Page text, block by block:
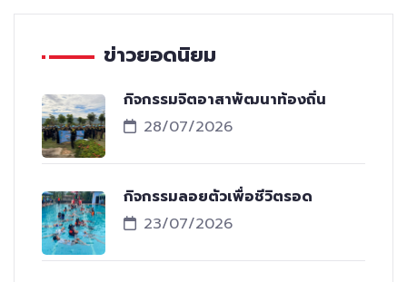
ข่าวยอดนิยม
กิจกรรมจิตอาสาพัฒนาท้องถิ่น
28/07/2026
กิจกรรมลอยตัวเพื่อชีวิตรอด
23/07/2026